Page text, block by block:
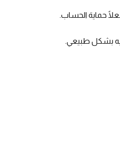
حماية الحساب.
بشكل طبيعي.